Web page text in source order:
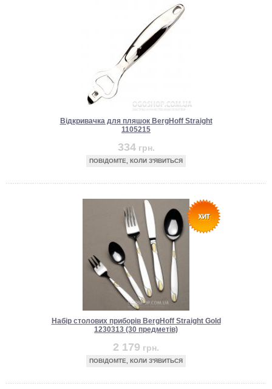
Відкривачка для пляшок BergHoff Straight
1105215
334 грн.
ПОВІДОМТЕ, КОЛИ З'ЯВИТЬСЯ
Набір столових приборів BergHoff Straight Gold
1230313 (30 предметів)
2 179 грн.
ПОВІДОМТЕ, КОЛИ З'ЯВИТЬСЯ